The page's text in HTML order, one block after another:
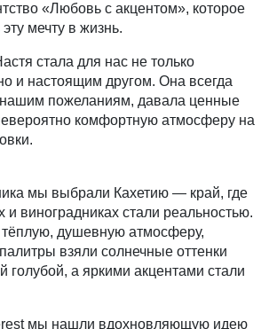
«Любовь с акцентом», которое
мечту в жизнь.
стала для нас не только
и настоящим другом. Она всегда
пожеланиям, давала ценные
комфортную атмосферу на
мы выбрали Кахетию — край, где
и виноградниках стали реальностью.
тёплую, душевную атмосферу,
взяли солнечные оттенки
голубой, а яркими акцентами стали
мы нашли вдохновляющую идею